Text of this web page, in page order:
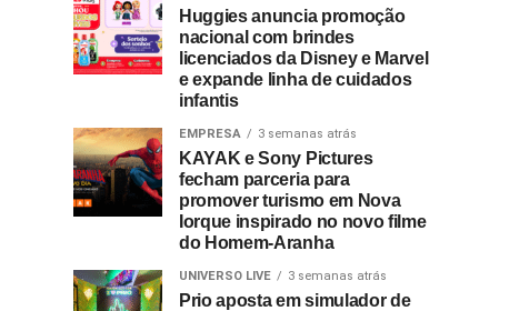
Huggies anuncia promoção
nacional com brindes
licenciados da Disney e Marvel
e expande linha de cuidados
infantis
EMPRESA 3 semanas atrás
KAYAK e Sony Pictures
fecham parceria para
promover turismo em Nova
Iorque inspirado no novo filme
do Homem-Aranha
UNIVERSO LIVE 3 semanas atrás
Prio aposta em simulador de